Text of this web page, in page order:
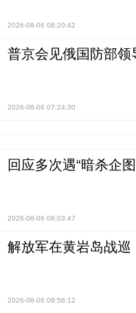
2026-08-06 08:20:42
普京会见俄国防部
2026-08-06 07:24:30
回应多次遇“暗杀企
2026-08-06 08:03:47
解放军在黄岩岛战巡
2026-08-06 09:56:12